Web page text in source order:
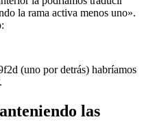
la rama activa menos uno».
(uno por detrás) habríamos
las